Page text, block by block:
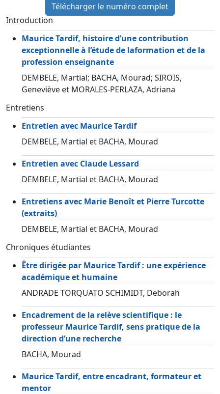
Introduction
Maurice Tardif, histoire d’une contribution
exceptionnelle à l’étude de laformation et de la
profession enseignante
DEMBELE, Martial; BACHA, Mourad; SIROIS,
Geneviève et MORALES-PERLAZA, Adriana
Entretiens
Entretien avec Maurice Tardif
DEMBELE, Martial et BACHA, Mourad
Entretien avec Claude Lessard
DEMBELE, Martial et BACHA, Mourad
Entretiens avec Marie Benoît et Pierre Turcotte
(extraits)
DEMBELE, Martial et BACHA, Mourad
Chroniques étudiantes
Être dirigée par Maurice Tardif : une expérience
académique et humaine
ANDRADE TORQUATO SCHIMIDT, Deborah
Encadrement de la relève scientifique : le
professeur Maurice Tardif, sens pratique de la
direction d’une recherche
BACHA, Mourad
Maurice Tardif, entre encadrant, formateur et
mentor
Télécharger le numéro complet